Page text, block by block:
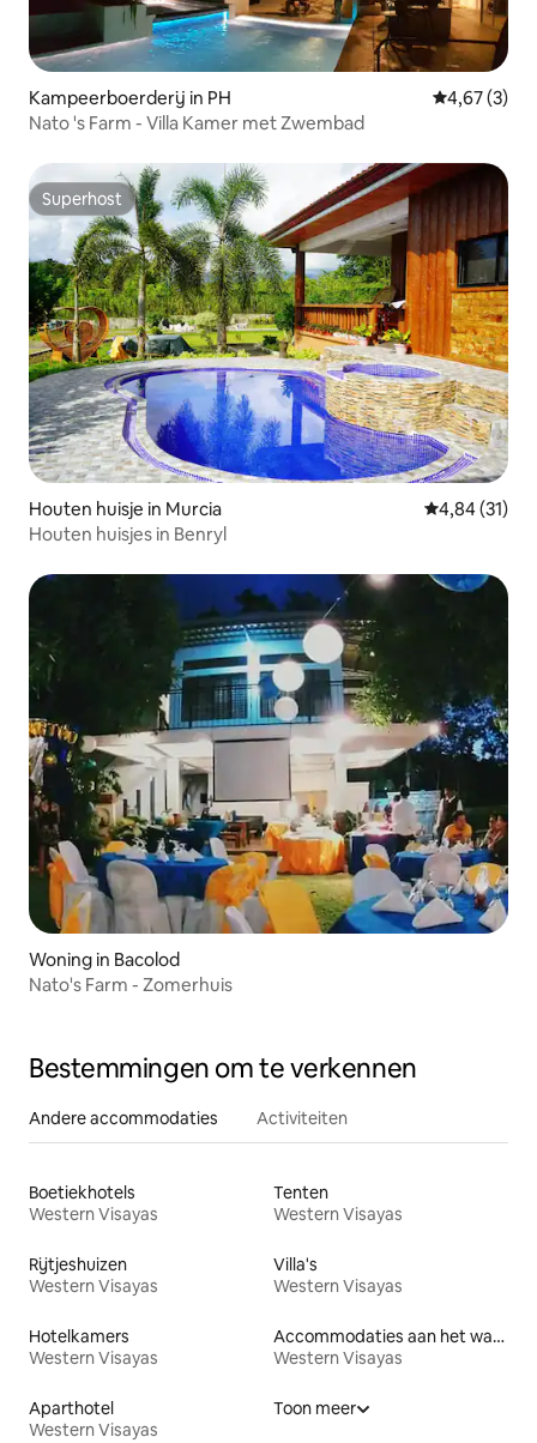
Kampeerboerderij in PH
4,67 (3)
Nato 's Farm - Villa Kamer met Zwembad
Superhost
Superhost
Houten huisje in Murcia Gemiddelde
4,84 (31)
Houten huisjes in Benryl
Woning in Bacolod
Nato's Farm - Zomerhuis
Bestemmingen om te verkennen
Andere accommodaties Activiteiten
Boetiekhotels
Western Visayas
Tenten
Western Visayas
Rijtjeshuizen
Western Visayas
Villa's
Western Visayas
Hotelkamers
Western Visayas
Accommodaties aan het water
Western Visayas
Aparthotel
Western Visayas
Toon meer